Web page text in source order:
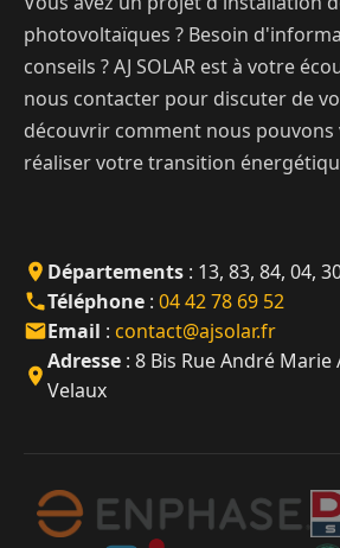
photovoltaïques ? Besoin
conseils ? AJ SOLAR est à votre
nous contacter pour discuter de
découvrir comment nous pouvons
réaliser votre transition
Départements : 13, 83, 84, 04,
Téléphone : 04 42 78 69 52
Email : contact@ajsolar.fr
Adresse : 8 Bis Rue André Marie
Velaux